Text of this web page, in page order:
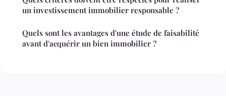
un investissement immobilier responsable ?
Quels sont les avantages d'une étude de faisabilité
avant d'acquérir un bien immobilier ?